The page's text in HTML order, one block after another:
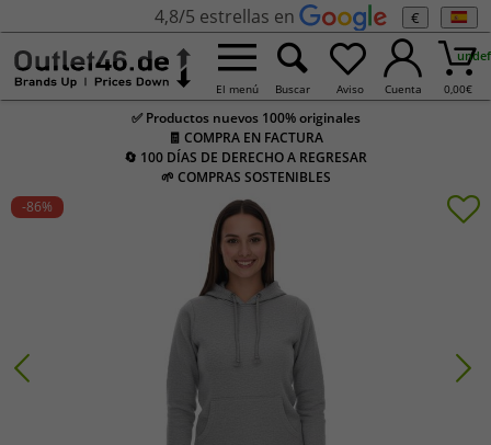
4,8/5 estrellas en €
El menú Buscar Aviso Cuenta 0,00€
✅ Productos nuevos 100% originales
🧾 COMPRA EN FACTURA
🔄 100 DÍAS DE DERECHO A REGRESAR
🌱 COMPRAS SOSTENIBLES
-86%